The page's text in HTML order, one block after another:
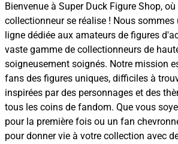
Bienvenue à Super Duck Figure Shop,
collectionneur se réalise ! Nous sommes
ligne dédiée aux amateurs de figures
vaste gamme de collectionneurs de
soigneusement soignés. Notre mission
fans des figures uniques, difficiles à
inspirées par des personnages et des
tous les coins de fandom. Que vous
pour la première fois ou un fan
pour donner vie à votre collection avec